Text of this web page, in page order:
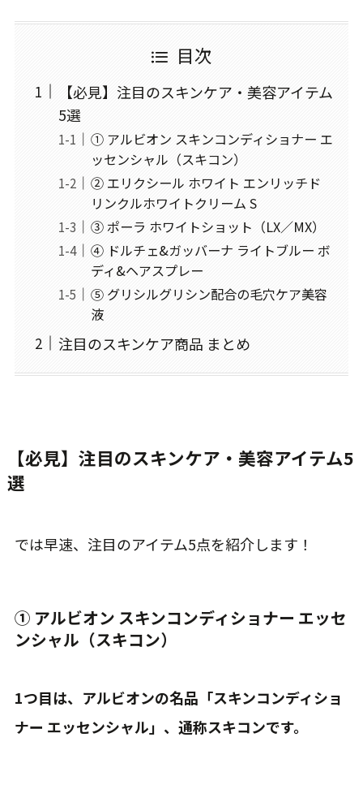
目次
【必見】注目のスキンケア・美容アイテム
5選
① アルビオン スキンコンディショナー エ
ッセンシャル（スキコン）
② エリクシール ホワイト エンリッチド
リンクルホワイトクリーム S
③ ポーラ ホワイトショット（LX／MX）
④ ドルチェ&ガッバーナ ライトブルー ボ
ディ&ヘアスプレー
⑤ グリシルグリシン配合の毛穴ケア美容
液
注目のスキンケア商品 まとめ
【必見】注目のスキンケア・美容アイテム5
選
では早速、注目のアイテム5点を紹介します！
① アルビオン スキンコンディショナー エッセ
ンシャル（スキコン）
1つ目は、アルビオンの名品「スキンコンディショ
ナー エッセンシャル」、通称スキコンです。